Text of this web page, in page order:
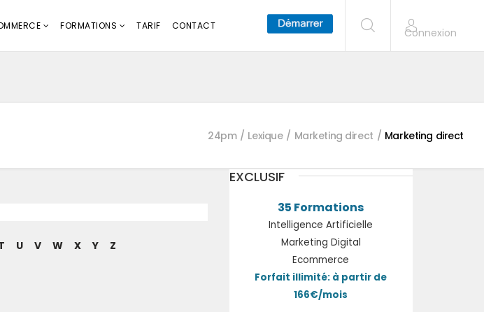
FORMATIONS TARIF CONTACT
Connexion
24pm Lexique Marketing direct Marketing direct
U V W X Y Z
EXCLUSIF
35 Formations
Intelligence Artificielle
Marketing Digital
Ecommerce
Forfait illimité: à partir de
166€/mois